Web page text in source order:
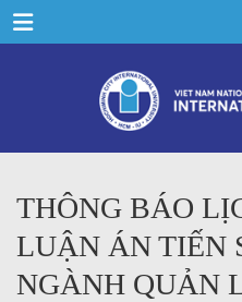
Menu
THÔNG BÁO
LUẬN ÁN TIẾN
NGÀNH QUẢN